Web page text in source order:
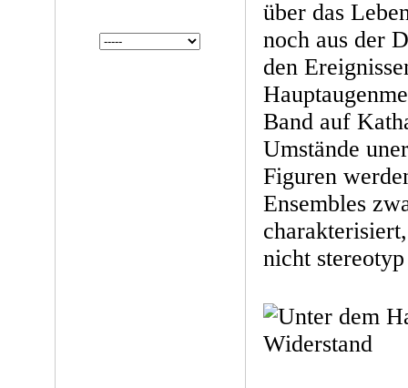
über das
noch aus der
den
Band auf
Umstände
Figuren
Ensembles
nicht